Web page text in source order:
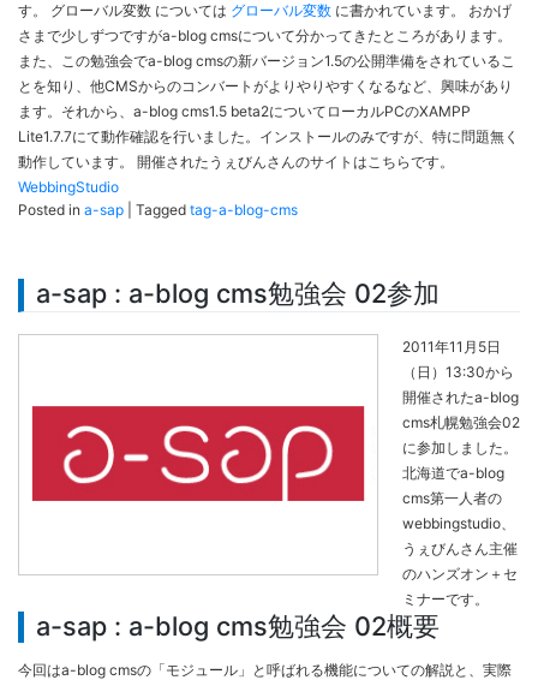
す。 グローバル変数 については グローバル変数 に書かれています。 おかげ
さまで少しずつですがa-blog cmsについて分かってきたところがあります。
また、この勉強会でa-blog cmsの新バージョン1.5の公開準備をされているこ
とを知り、他CMSからのコンバートがよりやりやすくなるなど、興味があり
ます。それから、a-blog cms1.5 beta2についてローカルPCのXAMPP
Lite1.7.7にて動作確認を行いました。インストールのみですが、特に問題無く
動作しています。 開催されたうぇびんさんのサイトはこちらです。
WebbingStudio
Posted in a-sap Tagged tag-a-blog-cms
a-sap : a-blog cms勉強会 02参加
2011年11月5日
（日）13:30から
開催されたa-blog
cms札幌勉強会02
に参加しました。
北海道でa-blog
cms第一人者の
webbingstudio、
うぇびんさん主催
のハンズオン＋セ
ミナーです。
a-sap : a-blog cms勉強会 02概要
今回はa-blog cmsの「モジュール」と呼ばれる機能についての解説と、実際